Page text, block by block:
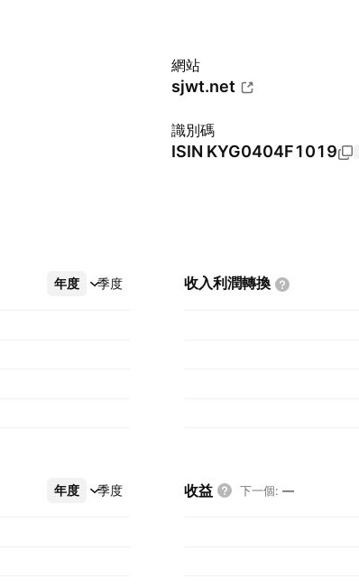
網站
sjwt.net
識別碼
ISIN KYG0404F1019
年度 季度
更多 收入利潤轉換
年度 季度
更多 收益 下一個: —